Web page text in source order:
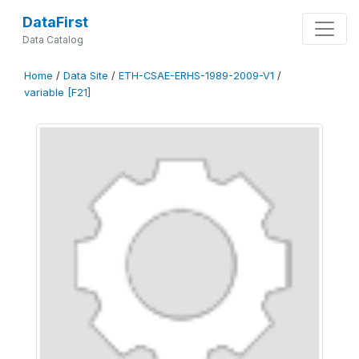
DataFirst
Data Catalog
Home / Data Site / ETH-CSAE-ERHS-1989-2009-V1 /
variable [F21]